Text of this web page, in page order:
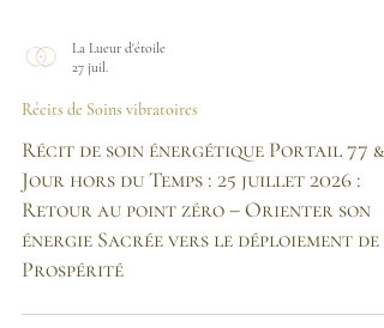
La Lueur d'étoile
Récits de Soins vibratoires
Récit de soin énergétique Portail 77 &
Jour hors du Temps : 25 juillet 2026 :
Retour au point zéro – Orienter son